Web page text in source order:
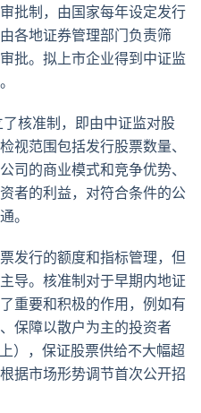
批制，由国家每年设定发行
各地证券管理部门负责筛
批。拟上市企业得到中证监
核准制，即由中证监对股
视范围包括发行股票数量、
司的商业模式和竞争优势、
者的利益，对符合条件的公
。
发行的额度和指标管理，但
导。核准制对于早期内地证
重要和积极的作用，例如有
保障以散户为主的投资者
），保证股票供给不大幅超
据市场形势调节首次公开招